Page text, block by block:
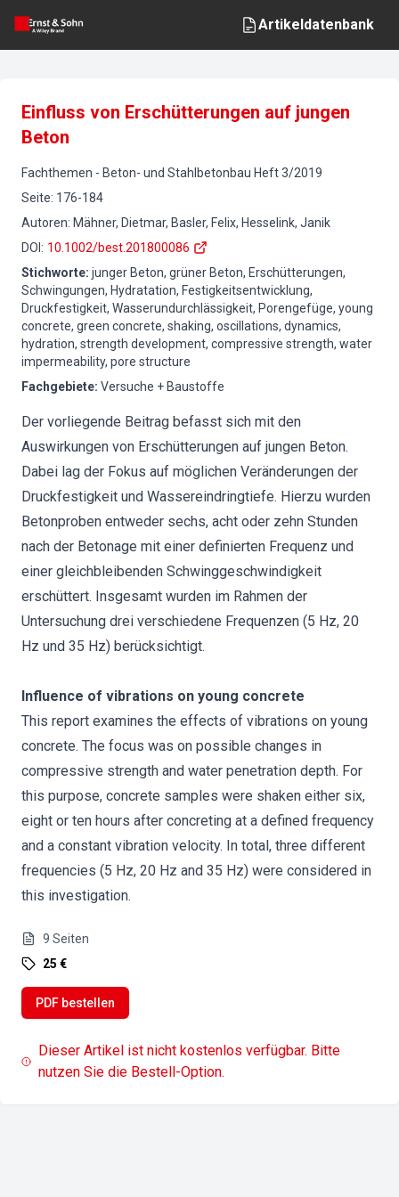
Artikeldatenbank
Einfluss von Erschütterungen auf jungen
Beton
Fachthemen - Beton- und Stahlbetonbau Heft3/2019
Seite: 176-184
Autoren: Mähner, Dietmar, Basler, Felix, Hesselink, Janik
DOI : 10.1002/best.201800086
Stichworte: junger Beton, grüner Beton, Erschütterungen,
Schwingungen, Hydratation, Festigkeitsentwicklung,
Druckfestigkeit, Wasserundurchlässigkeit, Porengefüge, young
concrete, green concrete, shaking, oscillations, dynamics,
hydration, strength development, compressive strength, water
impermeability, pore structure
Fachgebiete: Versuche + Baustoffe
Der vorliegende Beitrag befasst sich mit den
Auswirkungen von Erschütterungen auf jungen Beton.
Dabei lag der Fokus auf möglichen Veränderungen der
Druckfestigkeit und Wassereindringtiefe. Hierzu wurden
Betonproben entweder sechs, acht oder zehn Stunden
nach der Betonage mit einer definierten Frequenz und
einer gleichbleibenden Schwinggeschwindigkeit
erschüttert. Insgesamt wurden im Rahmen der
Untersuchung drei verschiedene Frequenzen (5 Hz, 20
Hz und 35 Hz) berücksichtigt.
Influence of vibrations on young concrete
This report examines the effects of vibrations on young
concrete. The focus was on possible changes in
compressive strength and water penetration depth. For
this purpose, concrete samples were shaken either six,
eight or ten hours after concreting at a defined frequency
and a constant vibration velocity. In total, three different
frequencies (5 Hz, 20 Hz and 35 Hz) were considered in
this investigation.
9 Seiten
25 €
PDF bestellen
Dieser Artikel ist nicht kostenlos verfügbar. Bitte
nutzen Sie die Bestell-Option.